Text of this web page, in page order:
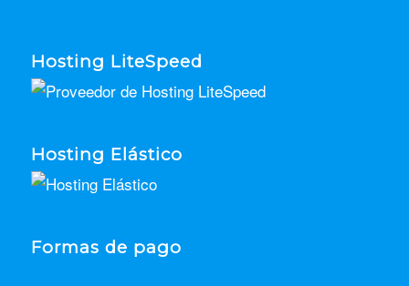
Hosting LiteSpeed
Hosting Elástico
Formas de pago